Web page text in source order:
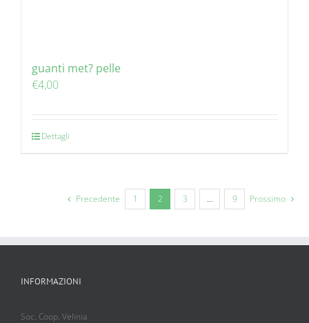
guanti met? pelle
€4,00
Dettagli
Precedente 1 2 3 … 9 Prossimo
INFORMAZIONI
Soc. Coop. Velinia